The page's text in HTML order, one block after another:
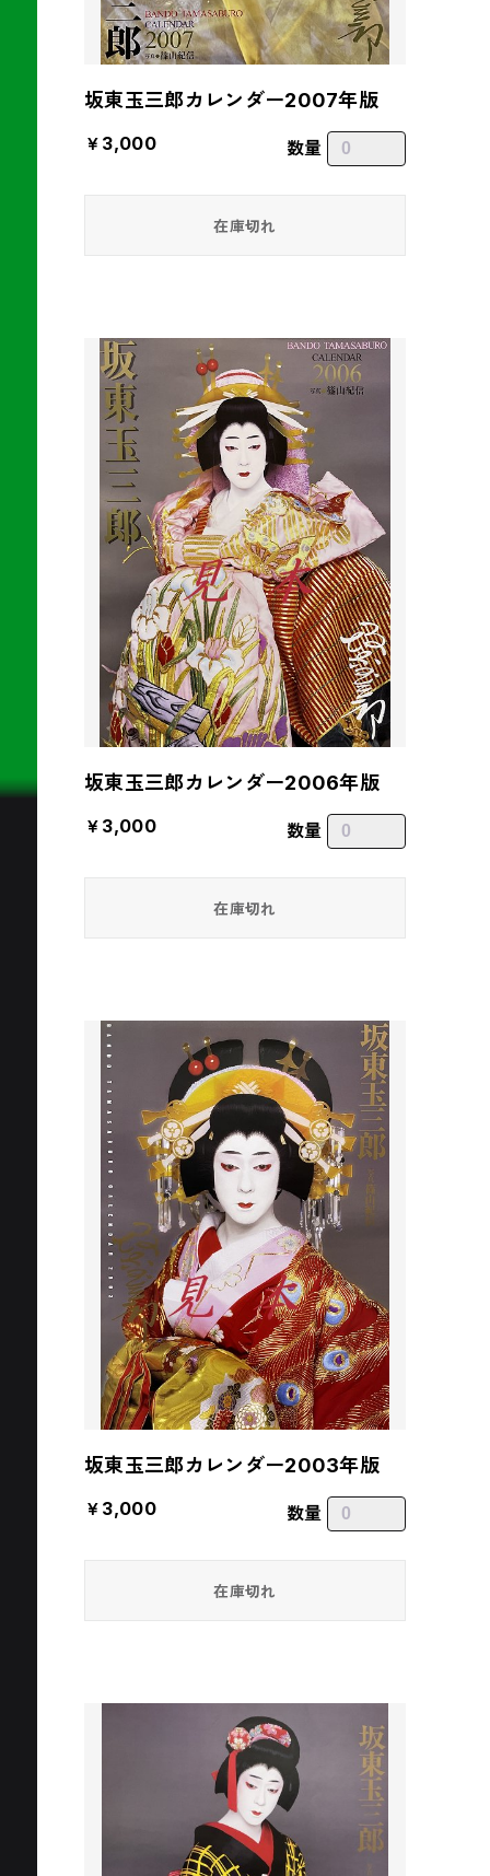
坂東玉三郎カレンダー2007年版
￥3,000 数量
在庫切れ
坂東玉三郎カレンダー2006年版
￥3,000 数量
在庫切れ
坂東玉三郎カレンダー2003年版
￥3,000 数量
在庫切れ